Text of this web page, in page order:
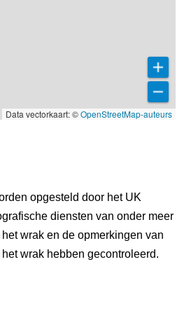
Data vectorkaart: ©OpenStreetMap-auteurs
opgesteld door het UK
diensten van onder meer
wrak en de opmerkingen van
wrak hebben gecontroleerd.